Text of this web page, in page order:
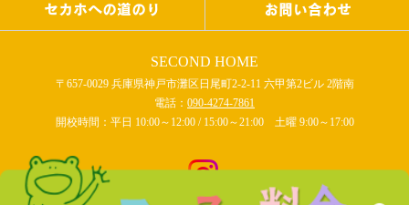
セカホへの道のり お問い合わせ
SECOND HOME
〒657-0029 兵庫県神戸市灘区日尾町2-2-11 六甲第2ビル 2階南
電話： 090-4274-7861
開校時間：平日 10:00～12:00 / 15:00～21:00 土曜 9:00～17:00